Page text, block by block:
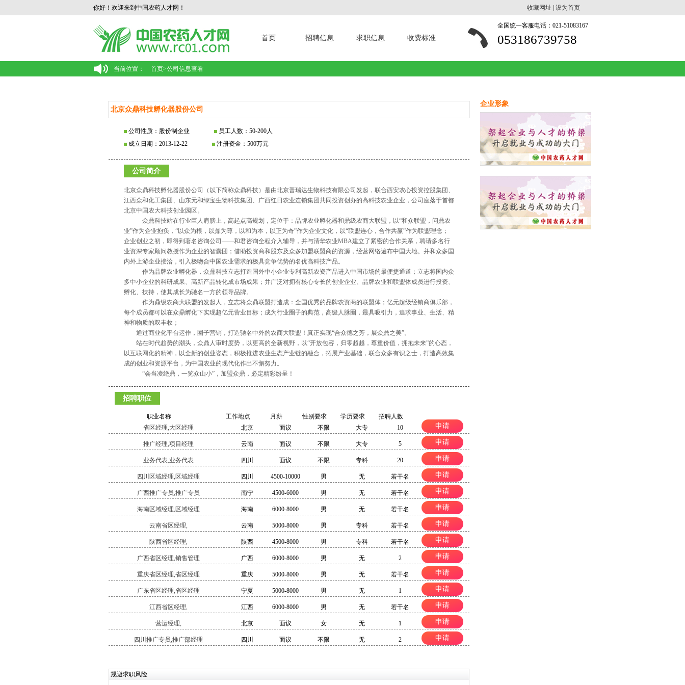
你好！欢迎来到中国农药人才网！ 收藏网址 设为首页
首页 招聘信息 求职信息 收费标准
全国统一客服电话：021-51083167
053186739758
当前位置： 首页>公司信息查看
北京众鼎科技孵化器股份公司
公司性质：股份制企业
员工人数：50-200人
成立日期：2013-12-22
注册资金：500万元
公司简介
北京众鼎科技孵化器股份公司（以下简称众鼎科技）是由北京普瑞达生物科技有限公司发起，联合西安农心投资控股集团、
江西众和化工集团、山东元和绿宝生物科技集团、广西红日农业连锁集团共同投资创办的高科技农业企业，公司座落于首都
北京中国农大科技创业园区。
众鼎科技站在行业巨人肩膀上，高起点高规划，定位于：品牌农业孵化器和鼎级农商大联盟，以“和众联盟，问鼎农
业”作为企业抱负，“以众为根，以鼎为尊，以和为本，以正为奇”作为企业文化，以“联盟连心，合作共赢”作为联盟理念；
企业创业之初，即得到著名咨询公司——和君咨询全程介入辅导，并与清华农业MBA建立了紧密的合作关系，聘请多名行
业资深专家顾问教授作为企业的智囊团；借助投资商和股东及众多加盟联盟商的资源，经营网络遍布中国大地。并和众多国
内外上游企业接洽，引入极吻合中国农业需求的极具竞争优势的名优高科技产品。
作为品牌农业孵化器，众鼎科技立志打造国外中小企业专利高新农资产品进入中国市场的最便捷通道；立志将国内众
多中小企业的科研成果、高新产品转化成市场成果；并广泛对拥有核心专长的创业企业、品牌农业和联盟体成员进行投资、
孵化、扶持，使其成长为驰名一方的领导品牌。
作为鼎级农商大联盟的发起人，立志将众鼎联盟打造成：全国优秀的品牌农资商的联盟体；亿元超级经销商俱乐部，
每个成员都可以在众鼎孵化下实现超亿元营业目标；成为行业圈子的典范，高级人脉圈，最具吸引力，追求事业、生活、精
神和物质的双丰收；
通过商业化平台运作，圈子营销，打造驰名中外的农商大联盟！真正实现“合众德之芳，展众鼎之美”。
站在时代趋势的潮头，众鼎人审时度势，以更高的全新视野，以“开放包容，归零超越，尊重价值，拥抱未来”的心态，
以互联网化的精神，以全新的创业姿态，积极推进农业生态产业链的融合，拓展产业基础，联合众多有识之士，打造高效集
成的创业和资源平台，为中国农业的现代化作出不懈努力。
“会当凌绝鼎，一览众山小”，加盟众鼎，必定精彩纷呈！
招聘职位
职业名称 工作地点 月薪 性别要求 学历要求
招聘人数
省区经理,大区经理
北京 面议 不限 大专 10 申请
推广经理,项目经理 云南 面议 不限 大专 5 申请
业务代表,业务代表 四川 面议 不限 专科 20 申请
四川区域经理,区域经理 四川 4500-10000 男 无 若干名 申请
广西推广专员,推广专员 南宁 4500-6000 男 无 若干名 申请
海南区域经理,区域经理 海南 6000-8000 男 无 若干名 申请
云南省区经理, 云南 5000-8000 男 专科 若干名 申请
陕西省区经理, 陕西 4500-8000 男 专科 若干名 申请
广西省区经理,销售管理 广西 6000-8000 男 无 2 申请
重庆省区经理,省区经理 重庆 5000-8000 男 无 若干名 申请
广东省区经理,省区经理 宁夏 5000-8000 男 无 1 申请
江西省区经理, 江西 6000-8000 男 无 若干名 申请
营运经理, 北京 面议 女 无 1 申请
四川推广专员,推广部经理 四川 面议 不限 无 2 申请
规避求职风险
企业形象